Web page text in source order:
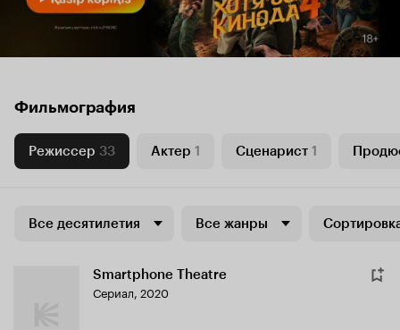
Фильмография
Режиссер 33 Актер 1 Сценарист 1
Все десятилетия Все жанры
Smartphone Theatre
Сериал, 2020